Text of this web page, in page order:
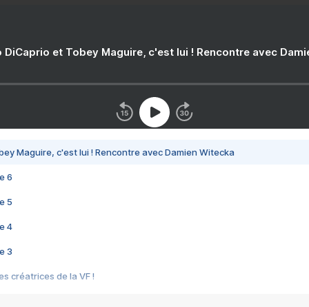
DiCaprio et Tobey Maguire, c'est lui ! Rencontre avec
Maguire, c'est lui ! Rencontre avec Damien Witecka
6
5
4
3
créatrices de la VF !